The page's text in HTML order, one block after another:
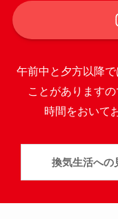
午前中と夕方以降
ことがあります
時間をおいて
換気生活への